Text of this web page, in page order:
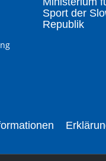
Sport der
Republik